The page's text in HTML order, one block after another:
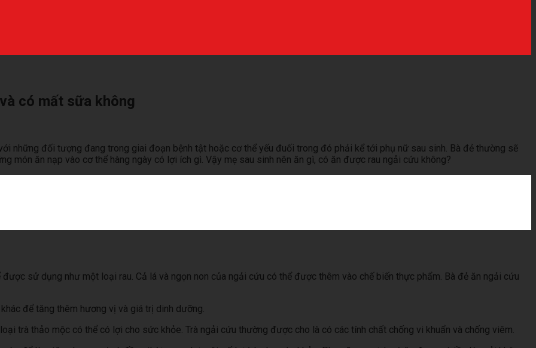
có mất sữa không
những đối tượng đang trong giai đoạn bệnh tật hoặc cơ thể yếu đuối trong đó phải kể tới phụ nữ sau sinh. Bà đẻ thường sẽ
món ăn nạp vào cơ thể hàng ngày có lợi ích gì. Vậy mẹ sau sinh nên ăn gì, có ăn được rau ngải cứu không?
sử dụng như một loại rau. Cả lá và ngọn non của ngải cứu có thể được thêm vào chế biến thực phẩm. Bà đẻ ăn ngải cứu
để tăng thêm hương vị và giá trị dinh dưỡng.
trà thảo mộc có thể có lợi cho sức khỏe. Trà ngải cứu thường được cho là có các tính chất chống vi khuẩn và chống viêm.